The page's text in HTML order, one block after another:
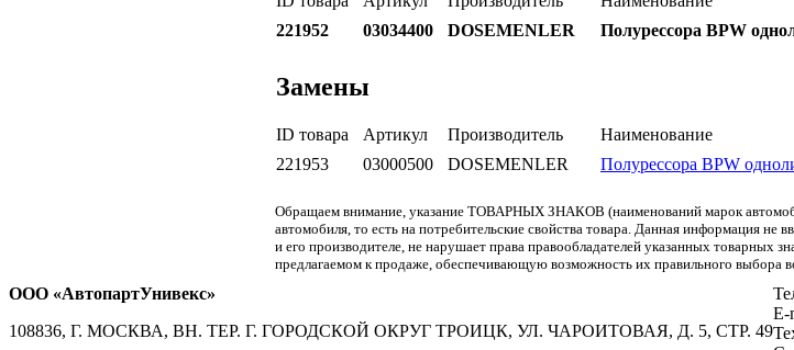
221952
03034400 DOSEMENLER Полурессора BPW
Замены
ID товара Артикул Производитель Наименование
221953
03000500 DOSEMENLER Полурессора BPW
Обращаем внимание, указание ТОВАРНЫХ ЗНАКОВ (наименований марок
автомобиля, то есть на потребительские свойства товара. Данная информация
и его производителе, не нарушает права правообладателей указанных товарных
предлагаемом к продаже, обеспечивающую возможность их правильного выбора
ООО «АвтопартУнивекс»
108836, Г. МОСКВА, ВН. ТЕР. Г. ГОРОДСКОЙ ОКРУГ ТРОИЦК, УЛ. ЧАРОИТОВАЯ, Д. 5, СТР. 49
E-